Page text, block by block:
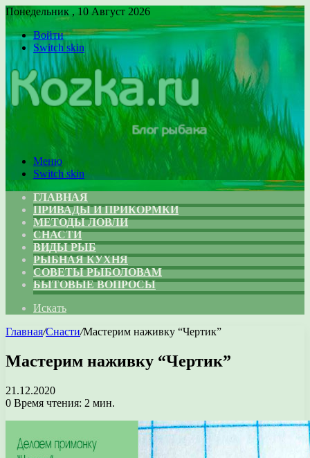
Понедельник , 10 Август 2026
Войти
Switch skin
Меню
Switch skin
ГЛАВНАЯ
ПРИВАДЫ И ПРИКОРМКИ
МЕТОДЫ ЛОВЛИ
СНАСТИ
ВИДЫ РЫБ
РЫБНАЯ КУХНЯ
СОВЕТЫ РЫБОЛОВАМ
БЫТОВЫЕ ВОПРОСЫ
Искать
Главная/Снасти/Мастерим наживку “Чертик”
Мастерим наживку “Чертик”
21.12.2020
0 Время чтения: 2 мин.